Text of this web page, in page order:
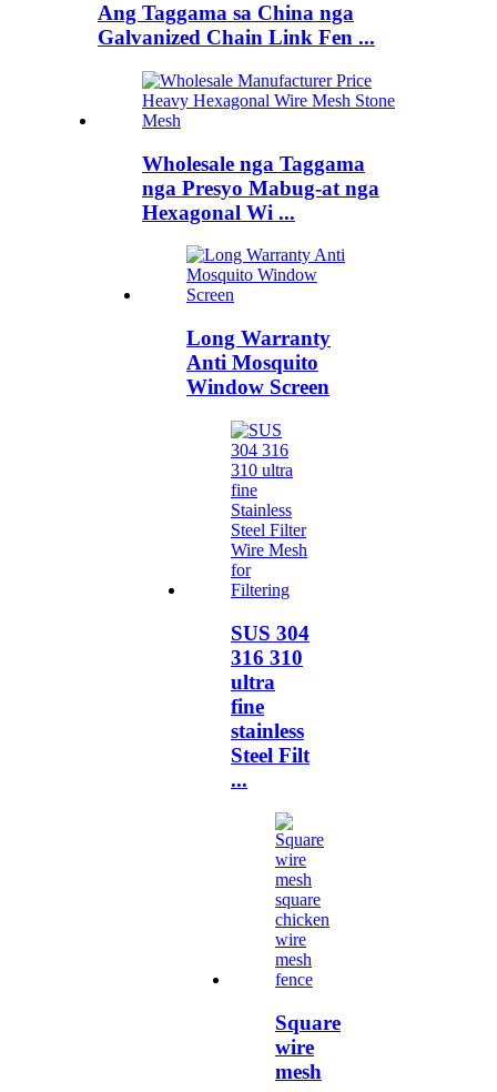
Ang Taggama sa China nga
Galvanized Chain Link Fen ...
Wholesale nga Taggama
nga Presyo Mabug-at nga
Hexagonal Wi ...
Long Warranty
Anti Mosquito
Window Screen
SUS 304
316 310
ultra
fine
stainless
Steel Filt
...
Square
wire
mesh